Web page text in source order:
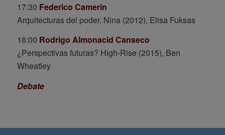
17:30 Federico Camerin
Arquitecturas del poder. Nina (2012), Elisa Fuksas
18:00 Rodrigo Almonacid Canseco
¿Perspectivas futuras? High-Rise (2015), Ben
Wheatley
Debate